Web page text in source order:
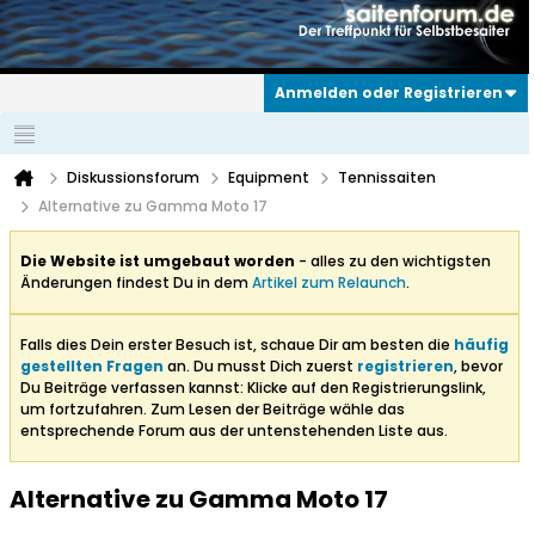
Anmelden oder Registrieren
Diskussionsforum Equipment
Tennissaiten
Alternative zu Gamma Moto 17
Die Website ist umgebaut worden - alles zu den wichtigsten
Änderungen findest Du in demArtikel zum Relaunch.
Falls dies Dein erster Besuch ist, schaue Dir am besten die häufig
gestellten Fragen an. Du musst Dich zuerst registrieren, bevor
Du Beiträge verfassen kannst: Klicke auf den Registrierungslink,
um fortzufahren. Zum Lesen der Beiträge wähle das
entsprechende Forum aus der untenstehenden Liste aus.
Alternative zu Gamma Moto 17